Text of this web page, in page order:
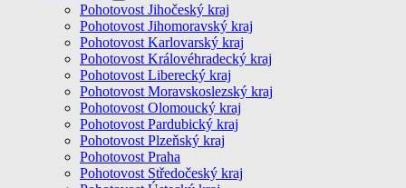
Pohotovost Jihočeský kraj
Pohotovost Jihomoravský kraj
Pohotovost Karlovarský kraj
Pohotovost Královéhradecký kraj
Pohotovost Liberecký kraj
Pohotovost Moravskoslezský kraj
Pohotovost Olomoucký kraj
Pohotovost Pardubický kraj
Pohotovost Plzeňský kraj
Pohotovost Praha
Pohotovost Středočeský kraj